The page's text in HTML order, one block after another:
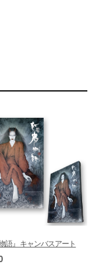
語』キャンバスアート